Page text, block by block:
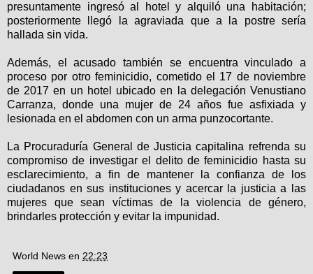
presuntamente ingresó al hotel y alquiló una habitación;
posteriormente llegó la agraviada que a la postre sería
hallada sin vida.
Además, el acusado también se encuentra vinculado a
proceso por otro feminicidio, cometido el 17 de noviembre
de 2017 en un hotel ubicado en la delegación Venustiano
Carranza, donde una mujer de 24 años fue asfixiada y
lesionada en el abdomen con un arma punzocortante.
La Procuraduría General de Justicia capitalina refrenda su
compromiso de investigar el delito de feminicidio hasta su
esclarecimiento, a fin de mantener la confianza de los
ciudadanos en sus instituciones y acercar la justicia a las
mujeres que sean víctimas de la violencia de género,
brindarles protección y evitar la impunidad.
World News en 22:23